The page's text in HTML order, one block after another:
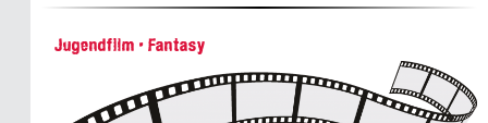
Historie:
Die dunkle Seite
Mythen, Märchen & Legenden (2025)
Jugendfilm • Fantasy